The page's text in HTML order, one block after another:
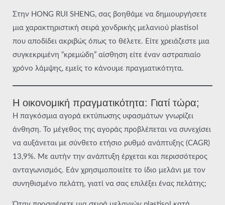
Στην HONG RUI SHENG, σας βοηθάμε να δημιουργήσετε
μια χαρακτηριστική σειρά χονδρικής μελανιού plastisol
που αποδίδει ακριβώς όπως το θέλετε. Είτε χρειάζεστε μια
συγκεκριμένη “κρεμώδη” αίσθηση είτε έναν αστραπιαίο
χρόνο λάμψης, εμείς το κάνουμε πραγματικότητα.
Η οικονομική πραγματικότητα: Γιατί τώρα;
Η παγκόσμια αγορά εκτύπωσης υφασμάτων γνωρίζει
άνθηση. Το μέγεθος της αγοράς προβλέπεται να συνεχίσει
να αυξάνεται με σύνθετο ετήσιο ρυθμό ανάπτυξης (CAGR)
13,9%. Με αυτήν την ανάπτυξη έρχεται και περισσότερος
ανταγωνισμός. Εάν χρησιμοποιείτε το ίδιο μελάνι με τον
συνηθισμένο πελάτη, γιατί να σας επιλέξει ένας πελάτης;